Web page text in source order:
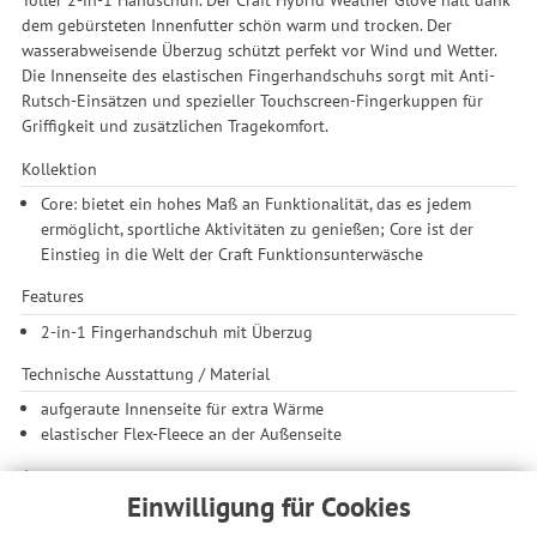
Einwilligung für Cookies
dem gebürsteten Innenfutter schön warm und trocken. Der
wasserabweisende Überzug schützt perfekt vor Wind und Wetter.
Die Innenseite des elastischen Fingerhandschuhs sorgt mit Anti-
Rutsch-Einsätzen und spezieller Touchscreen-Fingerkuppen für
Griffigkeit und zusätzlichen Tragekomfort.
Kollektion
Core: bietet ein hohes Maß an Funktionalität, das es jedem
ermöglicht, sportliche Aktivitäten zu genießen; Core ist der
Einstieg in die Welt der Craft Funktionsunterwäsche
Features
2-in-1 Fingerhandschuh mit Überzug
Technische Ausstattung / Material
aufgeraute Innenseite für extra Wärme
elastischer Flex-Fleece an der Außenseite
Ausstattung
Silikonbesatz auf der Handinnenfläche für mehr Grip